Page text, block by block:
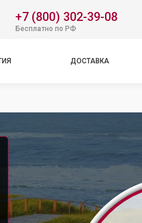
+7 (800) 302-39-08
Бесплатно по РФ
ДОСТАВКА